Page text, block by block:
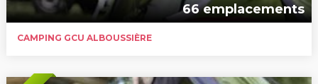
66 emplacements
CAMPING GCU ALBOUSSIÈRE